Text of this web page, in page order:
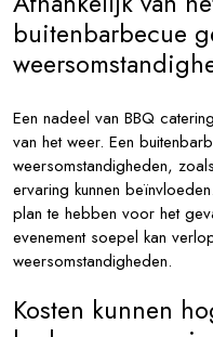
buitenbarbecue
Een nadeel van BBQ
van het weer. Een
weersomstandigheden,
ervaring kunnen
plan te hebben voor het
evenement soepel kan
weersomstandigheden.
Kosten kunnen